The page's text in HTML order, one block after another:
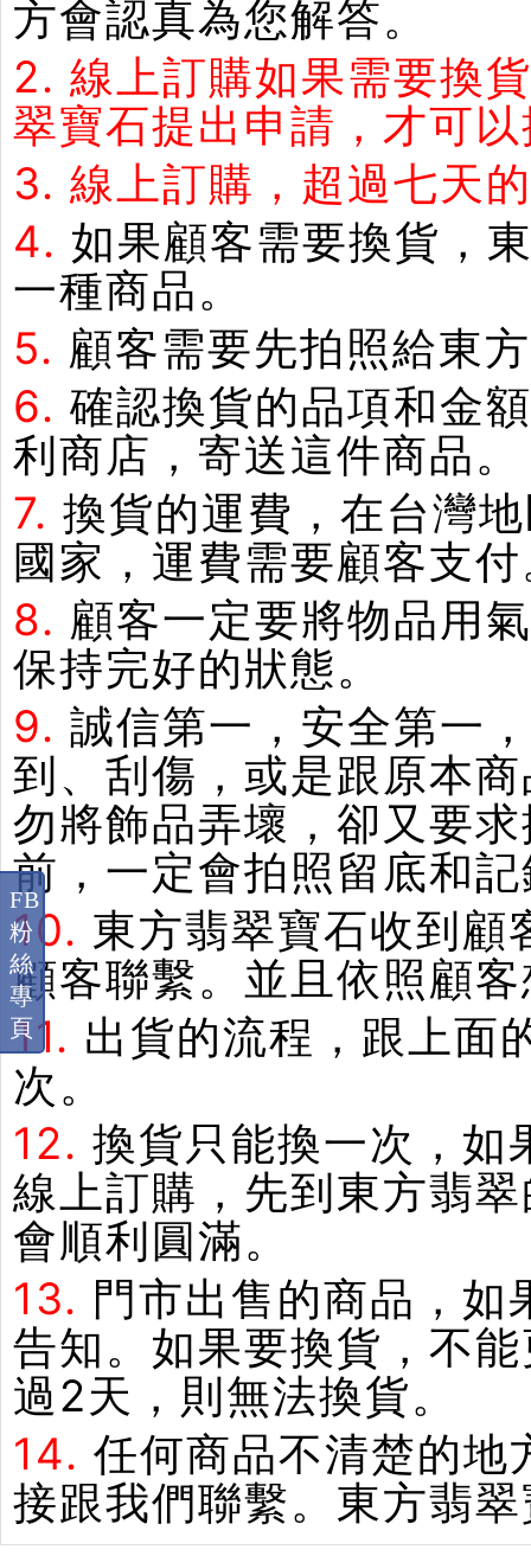
方會認真為您解答。
2. 線上訂購如果需要換
翠寶石提出申請，才可
3. 線上訂購，超過七天
4. 如果顧客需要換貨，
一種商品。
5. 顧客需要先拍照給東
6. 確認換貨的品項和金
利商店，寄送這件商品。
7. 換貨的運費，在台灣
國家，運費需要顧客支
8. 顧客一定要將物品用
保持完好的狀態。
9. 誠信第一，安全第一
到、刮傷，或是跟原本
勿將飾品弄壞，卻又要
前，一定會拍照留底和
10. 東方翡翠寶石收到顧
顧客聯繫。並且依照顧
11. 出貨的流程，跟上面
次。
12. 換貨只能換一次，如
線上訂購，先到東方翡
會順利圓滿。
13. 門市出售的商品，
告知。如果要換貨，不
過2天，則無法換貨。
14. 任何商品不清楚的地
接跟我們聯繫。東方翡
FB
粉
絲
專
頁